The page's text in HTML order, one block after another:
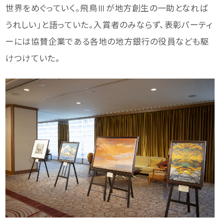
世界をめぐっていく。飛鳥Ⅲが地方創生の一助となれば
うれしい」と語っていた。入賞者のみならず、表彰パーティ
ーには協賛企業である各地の地方銀行の役員なども駆
けつけていた。